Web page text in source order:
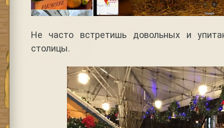
Не часто встретишь довольных и
столицы.